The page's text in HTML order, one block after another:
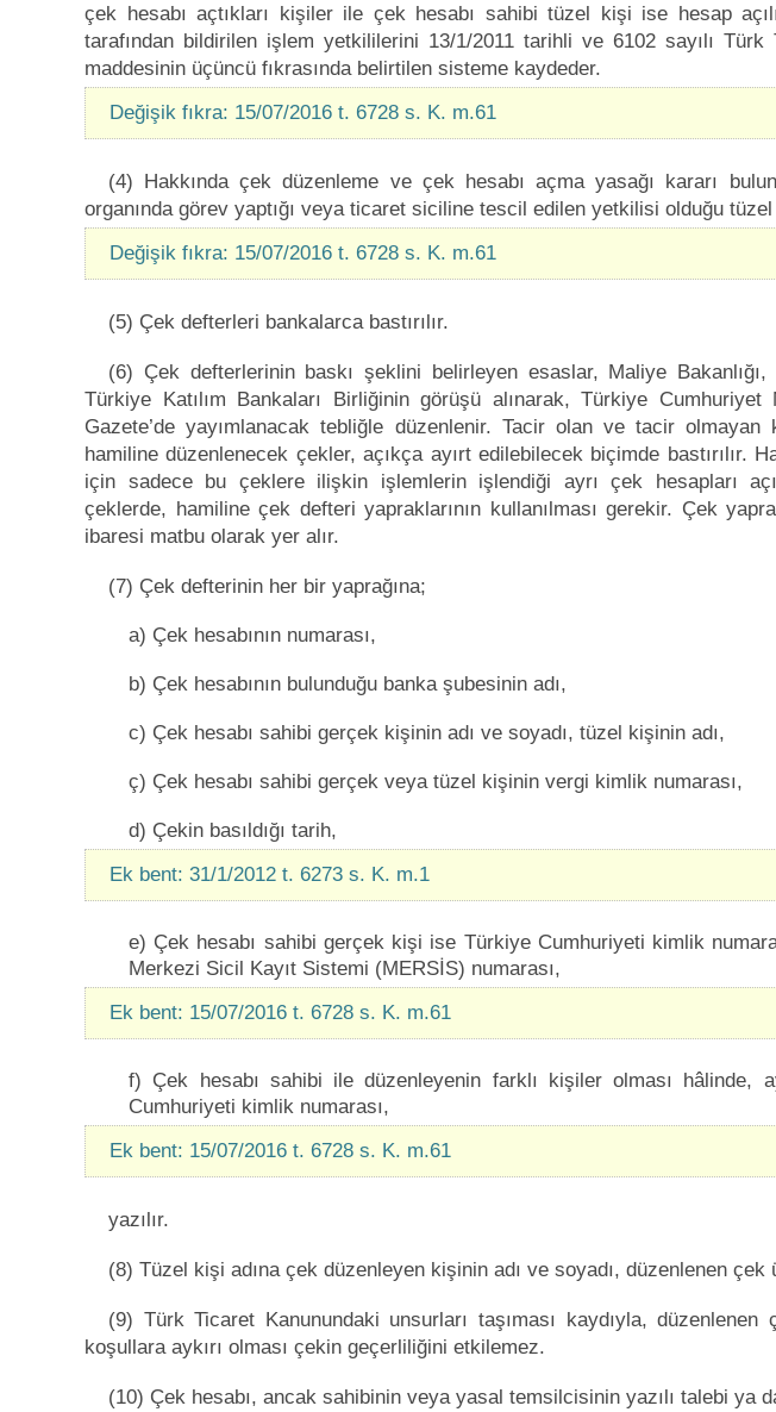
çek hesabı açtıkları kişiler ile çek hesabı sahibi tüzel kişi ise hesap
tarafından bildirilen işlem yetkililerini 13/1/2011 tarihli ve 6102 sayılı Türk
maddesinin üçüncü fıkrasında belirtilen sisteme kaydeder.
Değişik fıkra: 15/07/2016 t. 6728 s. K. m.61
(4) Hakkında çek düzenleme ve çek hesabı açma yasağı kararı
organında görev yaptığı veya ticaret siciline tescil edilen yetkilisi olduğu
Değişik fıkra: 15/07/2016 t. 6728 s. K. m.61
(5) Çek defterleri bankalarca bastırılır.
(6) Çek defterlerinin baskı şeklini belirleyen esaslar, Maliye
Türkiye Katılım Bankaları Birliğinin görüşü alınarak, Türkiye Cumhuriyet
Gazete’de yayımlanacak tebliğle düzenlenir. Tacir olan ve tacir
hamiline düzenlenecek çekler, açıkça ayırt edilebilecek biçimde bastırılır.
için sadece bu çeklere ilişkin işlemlerin işlendiği ayrı çek hesapları
çeklerde, hamiline çek defteri yapraklarının kullanılması gerekir. Çek
ibaresi matbu olarak yer alır.
(7) Çek defterinin her bir yaprağına;
a) Çek hesabının numarası,
b) Çek hesabının bulunduğu banka şubesinin adı,
c) Çek hesabı sahibi gerçek kişinin adı ve soyadı, tüzel kişinin adı,
ç) Çek hesabı sahibi gerçek veya tüzel kişinin vergi kimlik numarası,
d) Çekin basıldığı tarih,
Ek bent: 31/1/2012 t. 6273 s. K. m.1
e) Çek hesabı sahibi gerçek kişi ise Türkiye Cumhuriyeti kimlik
Merkezi Sicil Kayıt Sistemi (MERSİS) numarası,
Ek bent: 15/07/2016 t. 6728 s. K. m.61
f) Çek hesabı sahibi ile düzenleyenin farklı kişiler olması hâlinde,
Cumhuriyeti kimlik numarası,
Ek bent: 15/07/2016 t. 6728 s. K. m.61
yazılır.
(8) Tüzel kişi adına çek düzenleyen kişinin adı ve soyadı, düzenlenen çek
(9) Türk Ticaret Kanunundaki unsurları taşıması kaydıyla,
koşullara aykırı olması çekin geçerliliğini etkilemez.
(10) Çek hesabı, ancak sahibinin veya yasal temsilcisinin yazılı talebi ya